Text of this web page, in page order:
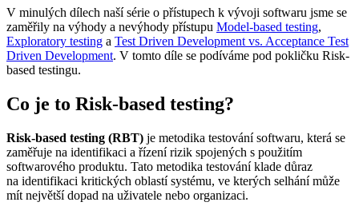
V minulých dílech naší série o přístupech k vývoji softwaru jsme se
zaměřily na výhody a nevýhody přístupu Model-based testing,
Exploratory testing a Test Driven Development vs. Acceptance Test
Driven Development. V tomto díle se podíváme pod pokličku Risk-
based testingu.
Co je to Risk-based testing?
Risk-based testing (RBT) je metodika testování softwaru, která se
zaměřuje na identifikaci a řízení rizik spojených s použitím
softwarového produktu. Tato metodika testování klade důraz
na identifikaci kritických oblastí systému, ve kterých selhání může
mít největší dopad na uživatele nebo organizaci.